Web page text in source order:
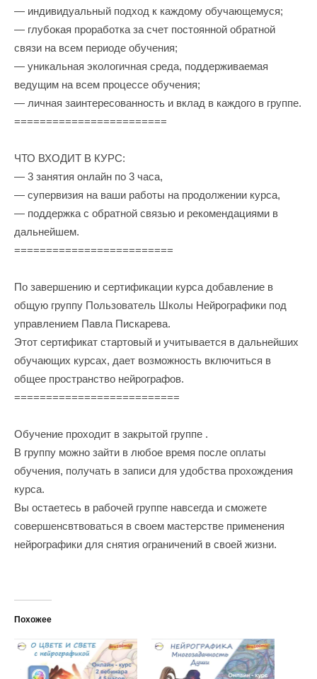
— индивидуальный подход к каждому обучающемуся;
— глубокая проработка за счет постоянной обратной
связи на всем периоде обучения;
— уникальная экологичная среда, поддерживаемая
ведущим на всем процессе обучения;
— личная заинтересованность и вклад в каждого в группе.
========================
ЧТО ВХОДИТ В КУРС:
— 3 занятия онлайн по 3 часа,
— супервизия на ваши работы на продолжении курса,
— поддержка с обратной связью и рекомендациями в
дальнейшем.
=========================
По завершению и сертификации курса добавление в
общую группу Пользователь Школы Нейрографики под
управлением Павла Пискарева.
Этот сертификат стартовый и учитывается в дальнейших
обучающих курсах, дает возможность включиться в
общее пространство нейрографов.
==========================
Обучение проходит в закрытой группе .
В группу можно зайти в любое время после оплаты
обучения, получать в записи для удобства прохождения
курса.
Вы остаетесь в рабочей группе навсегда и сможете
совершенсвтвоваться в своем мастерстве применения
нейрографики для снятия ограничений в своей жизни.
Похожее